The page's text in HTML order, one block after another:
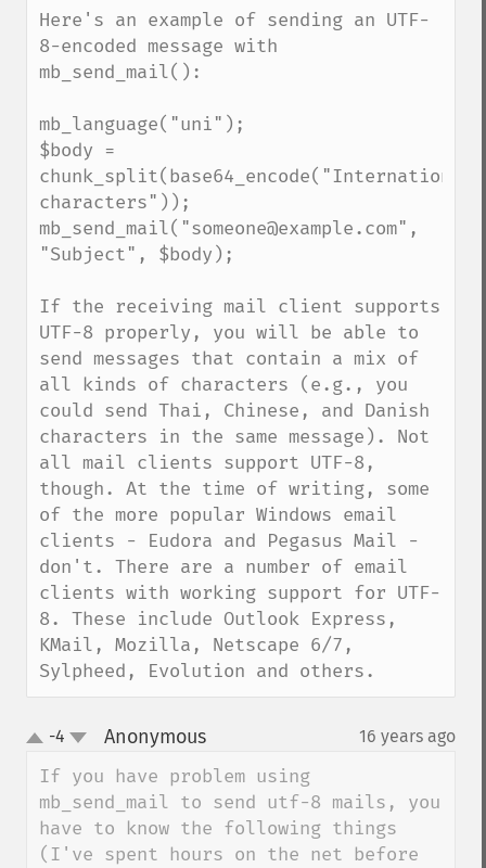
Here's an example of sending an UTF-
8-encoded message with
mb_send_mail():
mb_language("uni");
$body =
chunk_split(base64_encode("International
characters"));
mb_send_mail("someone@example.com",
"Subject", $body);
If the receiving mail client supports
UTF-8 properly, you will be able to
send messages that contain a mix of
all kinds of characters (e.g., you
could send Thai, Chinese, and Danish
characters in the same message). Not
all mail clients support UTF-8,
though. At the time of writing, some
of the more popular Windows email
clients - Eudora and Pegasus Mail -
don't. There are a number of email
clients with working support for UTF-
8. These include Outlook Express,
KMail, Mozilla, Netscape 6/7,
Sylpheed, Evolution and others.
up-4 Anonymous¶ 16 years ago
If you have problem using
mb_send_mail to send utf-8 mails, you
have to know the following things
(I've spent hours on the net before